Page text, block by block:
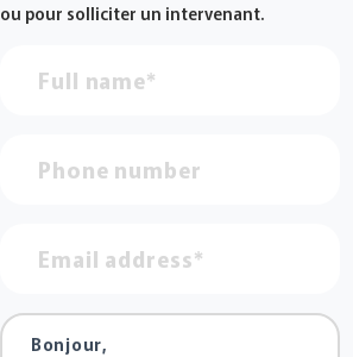
ou pour solliciter un intervenant.